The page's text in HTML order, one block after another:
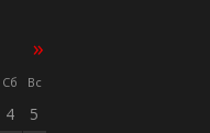
»
Сб Вс
4
5